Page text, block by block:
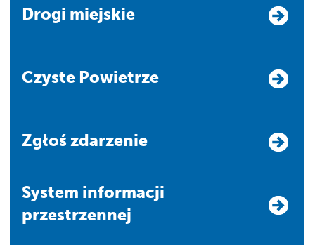
Drogi miejskie
Czyste Powietrze
Zgłoś zdarzenie
system informacji
przestrzennej